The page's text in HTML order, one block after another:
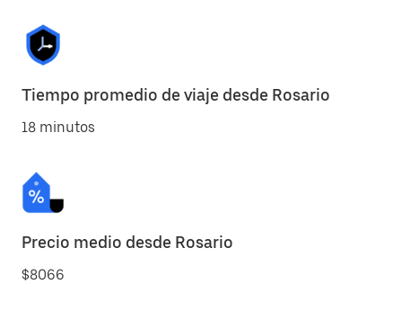
Tiempo promedio de viaje desde Rosario
18 minutos
Precio medio desde Rosario
$8066